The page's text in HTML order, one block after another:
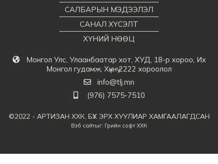
Монгол Улс, Улаанбаатар хот, ХУД, 18-р хороо, Их
Монгол гудамж, Хүннү 2222 хороолол
info@tlj.mn
(976) 7575-7510
САЛБАРЫН МЭДЭЭЛЭЛ
САНАЛ ХҮСЭЛТ
ХҮНИЙ НӨӨЦ
©2022 - АРТИЗАН ХХК. БҮХ ЭРХ ХУУЛИАР ХАМГААЛАГДСАН
Вэб сайтыг: Грийн софт ХХК